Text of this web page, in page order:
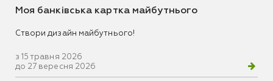
Моя банківська картка майбутнього
Створи дизайн майбутнього!
з 15 травня 2026
до 27 вересня 2026